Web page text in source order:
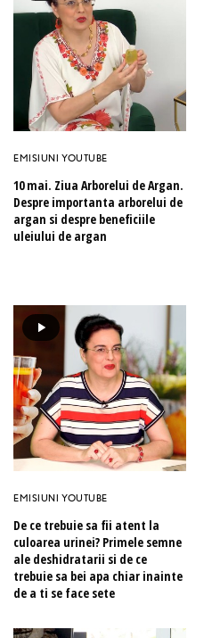
EMISIUNI YOUTUBE
10 mai. Ziua Arborelui de Argan.
Despre importanta arborelui de
argan si despre beneficiile
uleiului de argan
EMISIUNI YOUTUBE
De ce trebuie sa fii atent la
culoarea urinei? Primele semne
ale deshidratarii si de ce
trebuie sa bei apa chiar inainte
de a ti se face sete